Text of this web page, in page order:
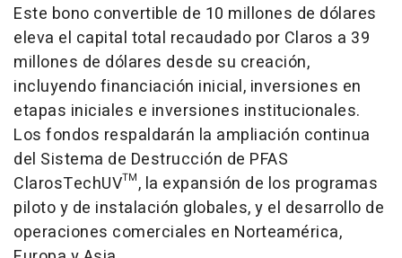
Este bono convertible de 10 millones de dólares
eleva el capital total recaudado por Claros a 39
millones de dólares desde su creación,
incluyendo financiación inicial, inversiones en
etapas iniciales e inversiones institucionales.
Los fondos respaldarán la ampliación continua
del Sistema de Destrucción de PFAS
ClarosTechUV™, la expansión de los programas
piloto y de instalación globales, y el desarrollo de
operaciones comerciales en Norteamérica,